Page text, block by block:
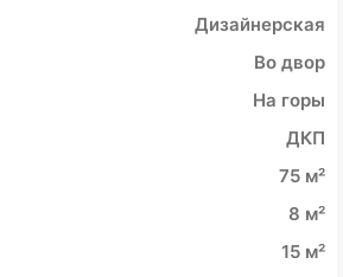
Дизайнерская
Во двор
На горы
ДКП
75 м²
8 м²
15 м²